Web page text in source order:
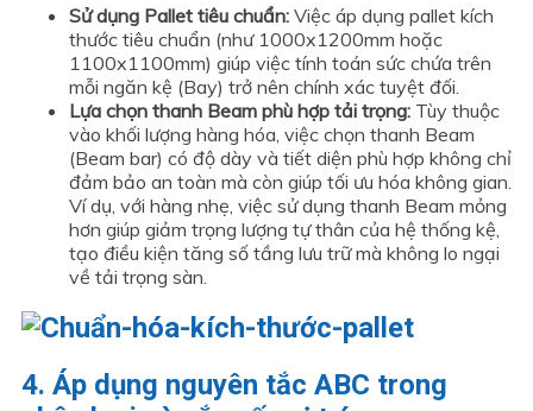
Sử dụng Pallet tiêu chuẩn: Việc áp dụng pallet kích
thước tiêu chuẩn (như 1000x1200mm hoặc
1100x1100mm) giúp việc tính toán sức chứa trên
mỗi ngăn kệ (Bay) trở nên chính xác tuyệt đối.
Lựa chọn thanh Beam phù hợp tải trọng: Tùy thuộc
vào khối lượng hàng hóa, việc chọn thanh Beam
(Beam bar) có độ dày và tiết diện phù hợp không chỉ
đảm bảo an toàn mà còn giúp tối ưu hóa không gian.
Ví dụ, với hàng nhẹ, việc sử dụng thanh Beam mỏng
hơn giúp giảm trọng lượng tự thân của hệ thống kệ,
tạo điều kiện tăng số tầng lưu trữ mà không lo ngại
về tải trọng sàn.
4. Áp dụng nguyên tắc ABC trong